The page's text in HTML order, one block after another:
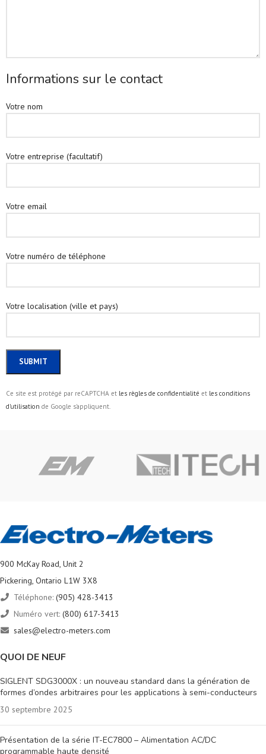
Informations sur le contact
Votre nom
Votre entreprise (facultatif)
Votre email
Votre numéro de téléphone
Votre localisation (ville et pays)
Ce site est protégé par reCAPTCHA et les règles de confidentialité et les conditions
d'utilisation de Google s'appliquent.
900 McKay Road, Unit 2
Pickering, Ontario L1W 3X8
Téléphone: (905) 428-3413
Numéro vert: (800) 617-3413
sales@electro-meters.com
QUOI DE NEUF
SIGLENT SDG3000X : un nouveau standard dans la génération de
formes d’ondes arbitraires pour les applications à semi-conducteurs
30 septembre 2025
Présentation de la série IT-EC7800 – Alimentation AC/DC
programmable haute densité